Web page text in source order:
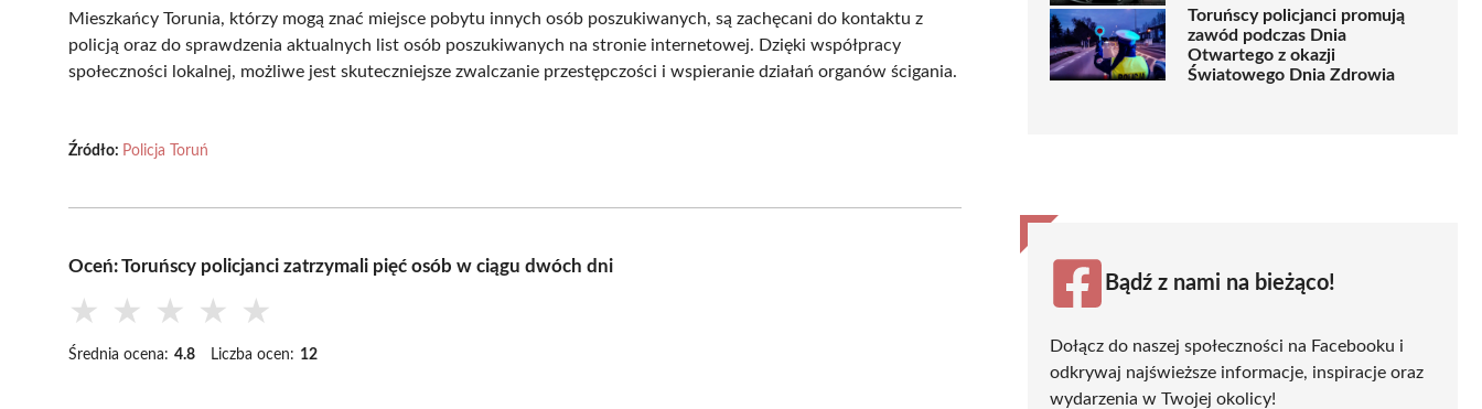
Mieszkańcy Torunia, którzy mogą znać miejsce pobytu innych osób poszukiwanych, są zachęcani do kontaktu z
policją oraz do sprawdzenia aktualnych list osób poszukiwanych na stronie internetowej. Dzięki współpracy
społeczności lokalnej, możliwe jest skuteczniejsze zwalczanie przestępczości i wspieranie działań organów ścigania.
Źródło: Policja Toruń
Oceń: Toruńscy policjanci zatrzymali pięć osób w ciągu dwóch dni
★ ★ ★ ★ ★
Średnia ocena: 4.8 Liczba ocen: 12
Toruńscy policjanci promują
zawód podczas Dnia
Otwartego z okazji
Światowego Dnia Zdrowia
Bądź z nami na bieżąco!
Dołącz do naszej społeczności na Facebooku i
odkrywaj najświeższe informacje, inspiracje oraz
wydarzenia w Twojej okolicy!